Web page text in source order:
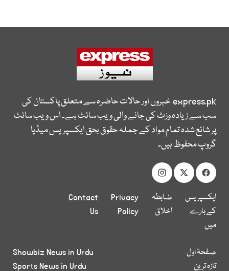
express.pkخبروں اور حالات حاضرہ سے متعلق پاکستان کی
سب سے زیادہ وزٹ کی جانے والی ویب سائٹ ہے۔ اس ویب سائٹ
پر شائع شدہ تمام مواد کے جملہ حقوق بحق ایکسپریس میڈیا
گروپ محفوظ ہیں۔
ایکسپریس
کے بارے
میں
ضابطہ
اخلاق
Privacy
Policy
Contact
Us
صفحۂ اول
تازہ ترین
Showbiz News in Urdu
Sports News in Urdu